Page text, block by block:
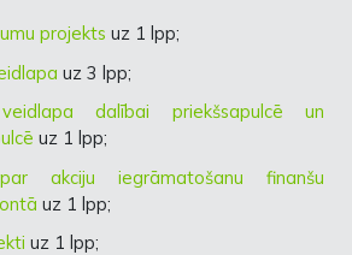
projekts uz 1 lpp;
uz 3 lpp;
dalībai priekšsapulcē un
uz 1 lpp;
akciju iegrāmatošanu finanšu
uz 1 lpp;
uz 1 lpp;